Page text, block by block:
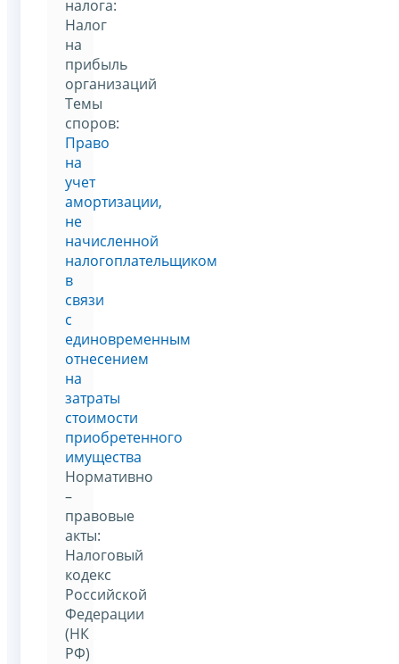
налога:
Налог
на
прибыль
организаций
Темы
споров:
Право
на
учет
амортизации,
не
начисленной
налогоплательщиком
в
связи
с
единовременным
отнесением
на
затраты
стоимости
приобретенного
имущества
Нормативно
–
правовые
акты:
Налоговый
кодекс
Российской
Федерации
(НК
РФ)